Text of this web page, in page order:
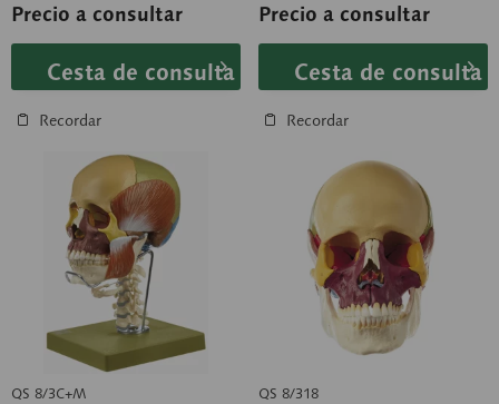
Precio a consultar
Cesta de consulta
Recordar
Precio a consultar
Cesta de consulta
Recordar
QS 8/3C+M QS 8/318